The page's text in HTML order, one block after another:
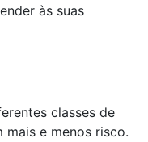
às suas
classes de
e menos risco.